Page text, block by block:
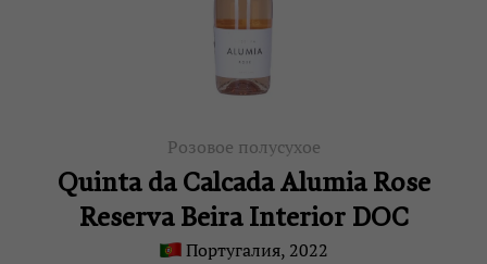
Розовое полусухое
Quinta da Calcada Alumia Rose
Reserva Beira Interior DOC
Португалия, 2022